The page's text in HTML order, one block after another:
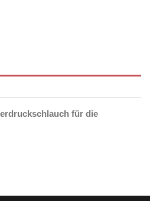
für die